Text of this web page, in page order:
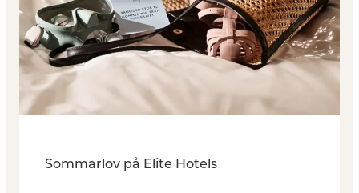
Sommarlov på Elite Hotels